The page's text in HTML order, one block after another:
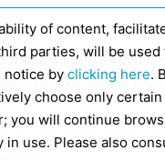
fiscal 91398840370
ES
1 párrafos 125 y
of content,
parties, will be
notice by clicking here.
choose only
you will continue
use. Please also